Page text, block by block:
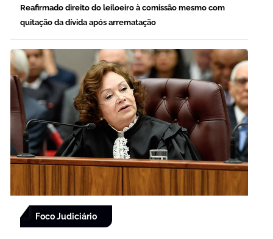
Reafirmado direito do leiloeiro à comissão mesmo com
quitação da dívida após arrematação
Foco Judiciário